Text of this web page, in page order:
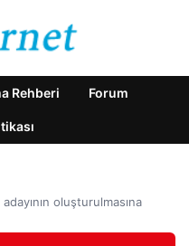
Rehberi Forum
oluşturulmasına